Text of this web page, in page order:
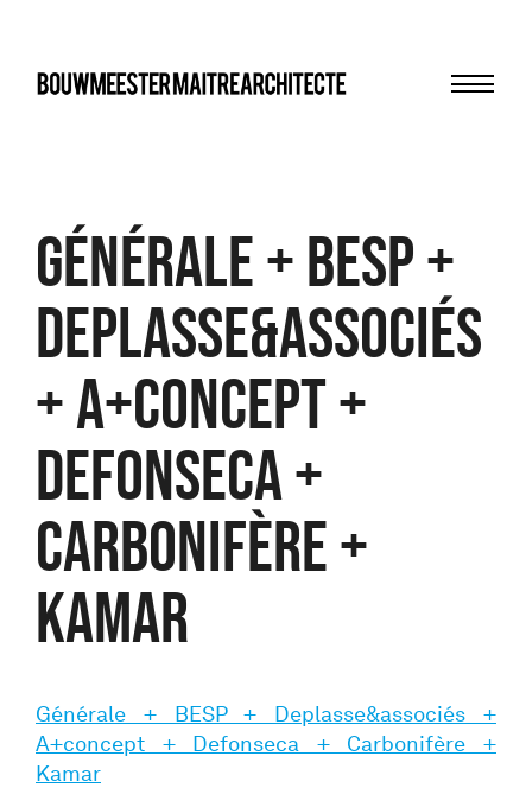
Générale + BESP +
Deplasse&associés
+ A+concept +
Defonseca +
Carbonifère +
Kamar
Générale + BESP + Deplasse&associés +
A+concept + Defonseca + Carbonifère +
Kamar